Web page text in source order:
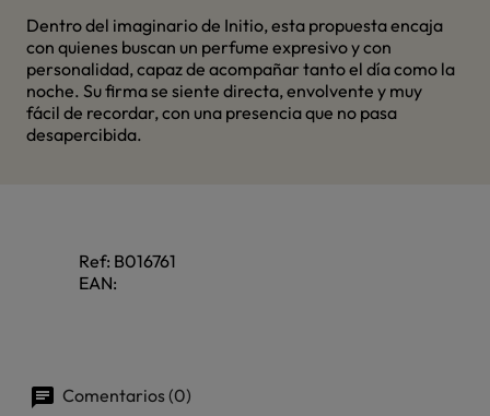
Dentro del imaginario de Initio, esta propuesta encaja
con quienes buscan un perfume expresivo y con
personalidad, capaz de acompañar tanto el día como la
noche. Su firma se siente directa, envolvente y muy
fácil de recordar, con una presencia que no pasa
desapercibida.
Ref: B016761
EAN:
Comentarios (0)